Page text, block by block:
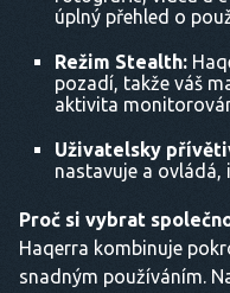
úplný přehled o
Režim Stealth:
pozadí, takže váš
aktivita
Uživatelsky
nastavuje a ovládá,
Proč si vybrat
Haqerra kombinuje
snadným používáním.